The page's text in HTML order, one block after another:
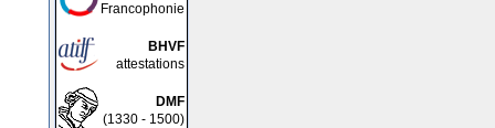
Francophonie
BHVF
attestations
DMF
(1330 - 1500)